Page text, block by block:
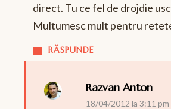
RĂSPUNDE
direct. Tu ce fel de drojdie
Multumesc mult pentru
Razvan Anton
18/04/2012 la 3:11 pm